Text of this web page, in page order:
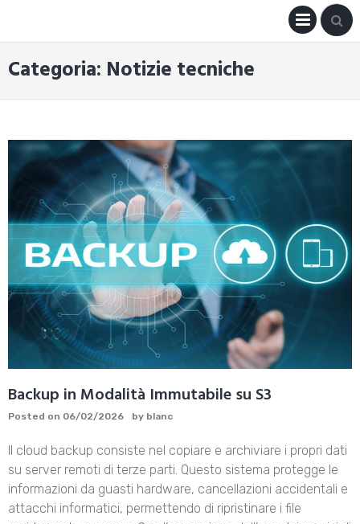
Categoria: Notizie tecniche
Backup in Modalità Immutabile su S3
Posted on 06/02/2026 by blanc
Il cloud backup consiste nel copiare e archiviare i propri dati
su server remoti di terze parti. Questo sistema protegge le
informazioni da guasti hardware, cancellazioni accidentali e
attacchi informatici, permettendo di ripristinare i file